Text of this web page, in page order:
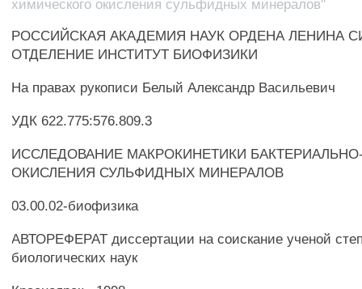
химического окисления сульфидных минералов"
РОССИЙСКАЯ АКАДЕМИЯ НАУК ОРДЕНА ЛЕНИНА
ОТДЕЛЕНИЕ ИНСТИТУТ БИОФИЗИКИ
На правах рукописи Белый Александр Васильевич
УДК 622.775:576.809.3
ИССЛЕДОВАНИЕ МАКРОКИНЕТИКИ
ОКИСЛЕНИЯ СУЛЬФИДНЫХ МИНЕРАЛОВ
03.00.02-биофизика
АВТОРЕФЕРАТ диссертации на соискание ученой
биологических наук